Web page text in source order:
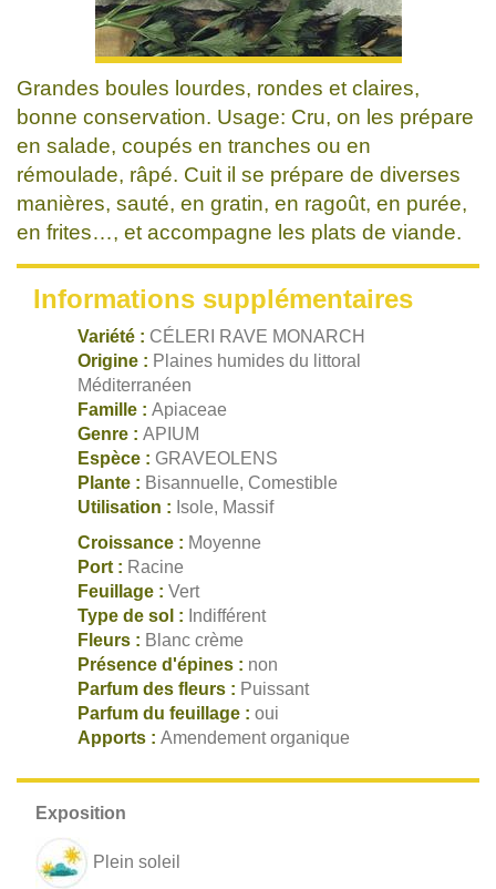
Grandes boules lourdes, rondes et claires,
bonne conservation. Usage: Cru, on les prépare
en salade, coupés en tranches ou en
rémoulade, râpé. Cuit il se prépare de diverses
manières, sauté, en gratin, en ragoût, en purée,
en frites…, et accompagne les plats de viande.
Informations supplémentaires
Variété : CÉLERI RAVE MONARCH
Origine : Plaines humides du littoral
Méditerranéen
Famille : Apiaceae
Genre : APIUM
Espèce : GRAVEOLENS
Plante : Bisannuelle, Comestible
Utilisation : Isole, Massif
Croissance : Moyenne
Port : Racine
Feuillage : Vert
Type de sol : Indifférent
Fleurs : Blanc crème
Présence d'épines : non
Parfum des fleurs : Puissant
Parfum du feuillage : oui
Apports : Amendement organique
Plein soleil